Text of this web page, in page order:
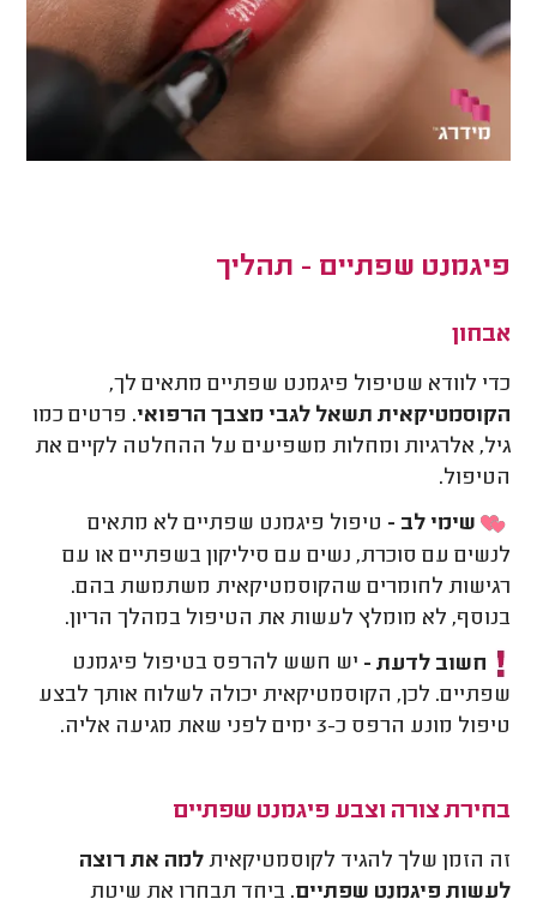
פיגמנט שפתיים - תהליך
אבחון
כדי לוודא שטיפול פיגמנט שפתיים מתאים לך,
הקוסמטיקאית תשאל לגבי מצבך הרפואי. פרטים כמו
גיל, אלרגיות ומחלות משפיעים על ההחלטה לקיים את
הטיפול.
שימי לב - טיפול פיגמנט שפתיים לא מתאים
לנשים עם סוכרת, נשים עם סיליקון בשפתיים או עם
רגישות לחומרים שהקוסמטיקאית משתמשת בהם.
בנוסף, לא מומלץ לעשות את הטיפול במהלך הריון.
חשוב לדעת - יש חשש להרפס בטיפול פיגמנט
שפתיים. לכן, הקוסמטיקאית יכולה לשלוח אותך לבצע
טיפול מונע הרפס כ-3 ימים לפני שאת מגיעה אליה.
בחירת צורה וצבע פיגמנט שפתיים
זה הזמן שלך להגיד לקוסמטיקאיתלמה את רוצה
לעשות פיגמנט שפתיים. ביחד תבחרו את שיטת